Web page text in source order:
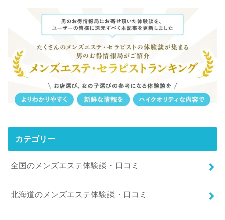
カテゴリー
全国のメンズエステ体験談・口コミ
北海道のメンズエステ体験談・口コミ